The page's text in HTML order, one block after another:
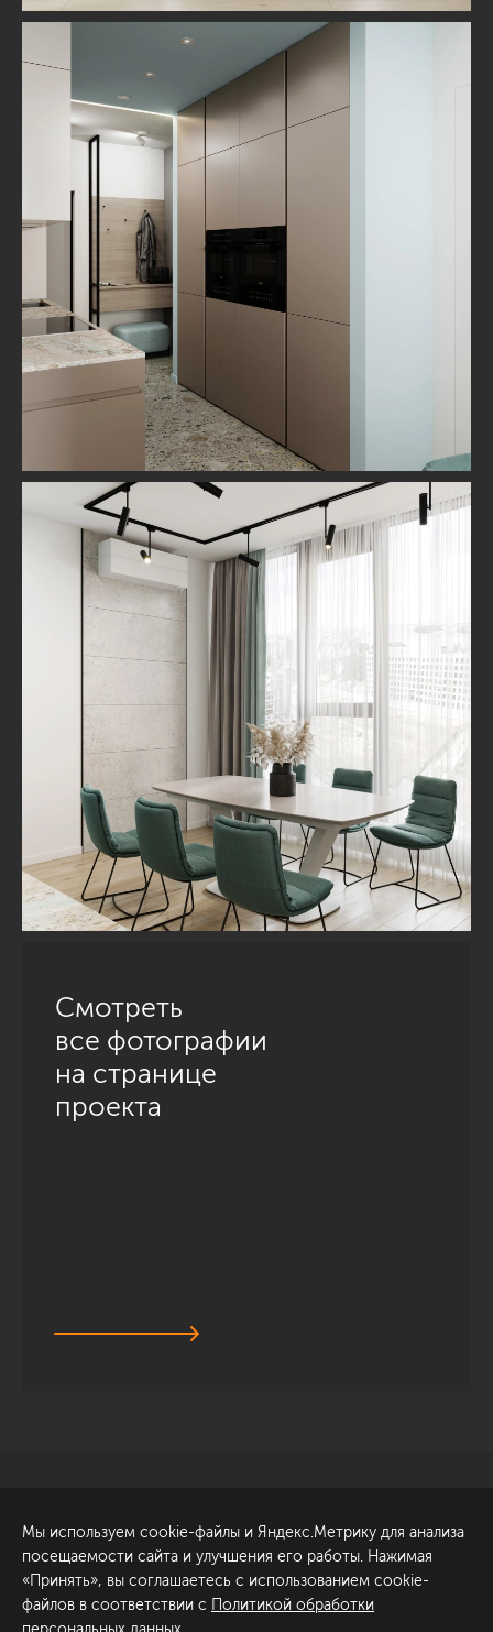
Смотреть
все фотографии
на странице
проекта
Обсудить проект
ул. Академика Павлова, 6
к1
+7 (812) 200-95-55
Мы используем cookie-файлы и Яндекс.Метрику для анализа
посещаемости сайта и улучшения его работы. Нажимая
«Принять», вы соглашаетесь с использованием cookie-
файлов в соответствии с Политикой обработки